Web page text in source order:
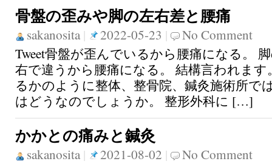
骨盤の歪みや脚の左右差と腰痛
sakanosita| 2022-05-23 |
No Comment
Tweet骨盤が歪んでいるから腰痛になる。
右で違うから腰痛になる。 結構言われま
るかのように整体、整骨院、鍼灸施術所で
はどうなのでしょうか。 整形外科に […]
かかとの痛みと鍼灸
sakanosita| 2021-08-02 |
No Comment